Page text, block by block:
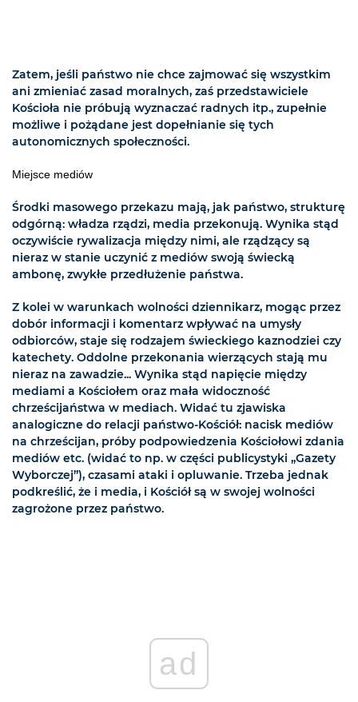
Zatem, jeśli państwo nie chce zajmować się wszystkim
ani zmieniać zasad moralnych, zaś przedstawiciele
Kościoła nie próbują wyznaczać radnych itp., zupełnie
możliwe i pożądane jest dopełnianie się tych
autonomicznych społeczności.
Miejsce mediów
Środki masowego przekazu mają, jak państwo, strukturę
odgórną: władza rządzi, media przekonują. Wynika stąd
oczywiście rywalizacja między nimi, ale rządzący są
nieraz w stanie uczynić z mediów swoją świecką
ambonę, zwykłe przedłużenie państwa.
Z kolei w warunkach wolności dziennikarz, mogąc przez
dobór informacji i komentarz wpływać na umysły
odbiorców, staje się rodzajem świeckiego kaznodziei czy
katechety. Oddolne przekonania wierzących stają mu
nieraz na zawadzie... Wynika stąd napięcie między
mediami a Kościołem oraz mała widoczność
chrześcijaństwa w mediach. Widać tu zjawiska
analogiczne do relacji państwo-Kościół: nacisk mediów
na chrześcijan, próby podpowiedzenia Kościołowi zdania
mediów etc. (widać to np. w części publicystyki „Gazety
Wyborczej”), czasami ataki i opluwanie. Trzeba jednak
podkreślić, że i media, i Kościół są w swojej wolności
zagrożone przez państwo.
ad